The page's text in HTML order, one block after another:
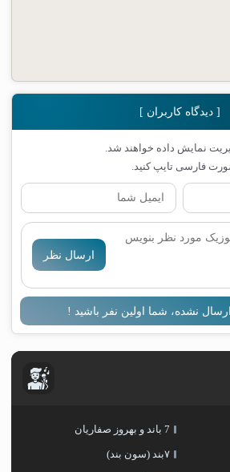
[ دیدگاه کاربران ]
نمایش داده خواهند شد.
فارسی تایپ کنید.
ارسال نظر
نشده، شما اولین نفر باشید !
7 باند و بهروز صفاریان
۷بند (سون بند)